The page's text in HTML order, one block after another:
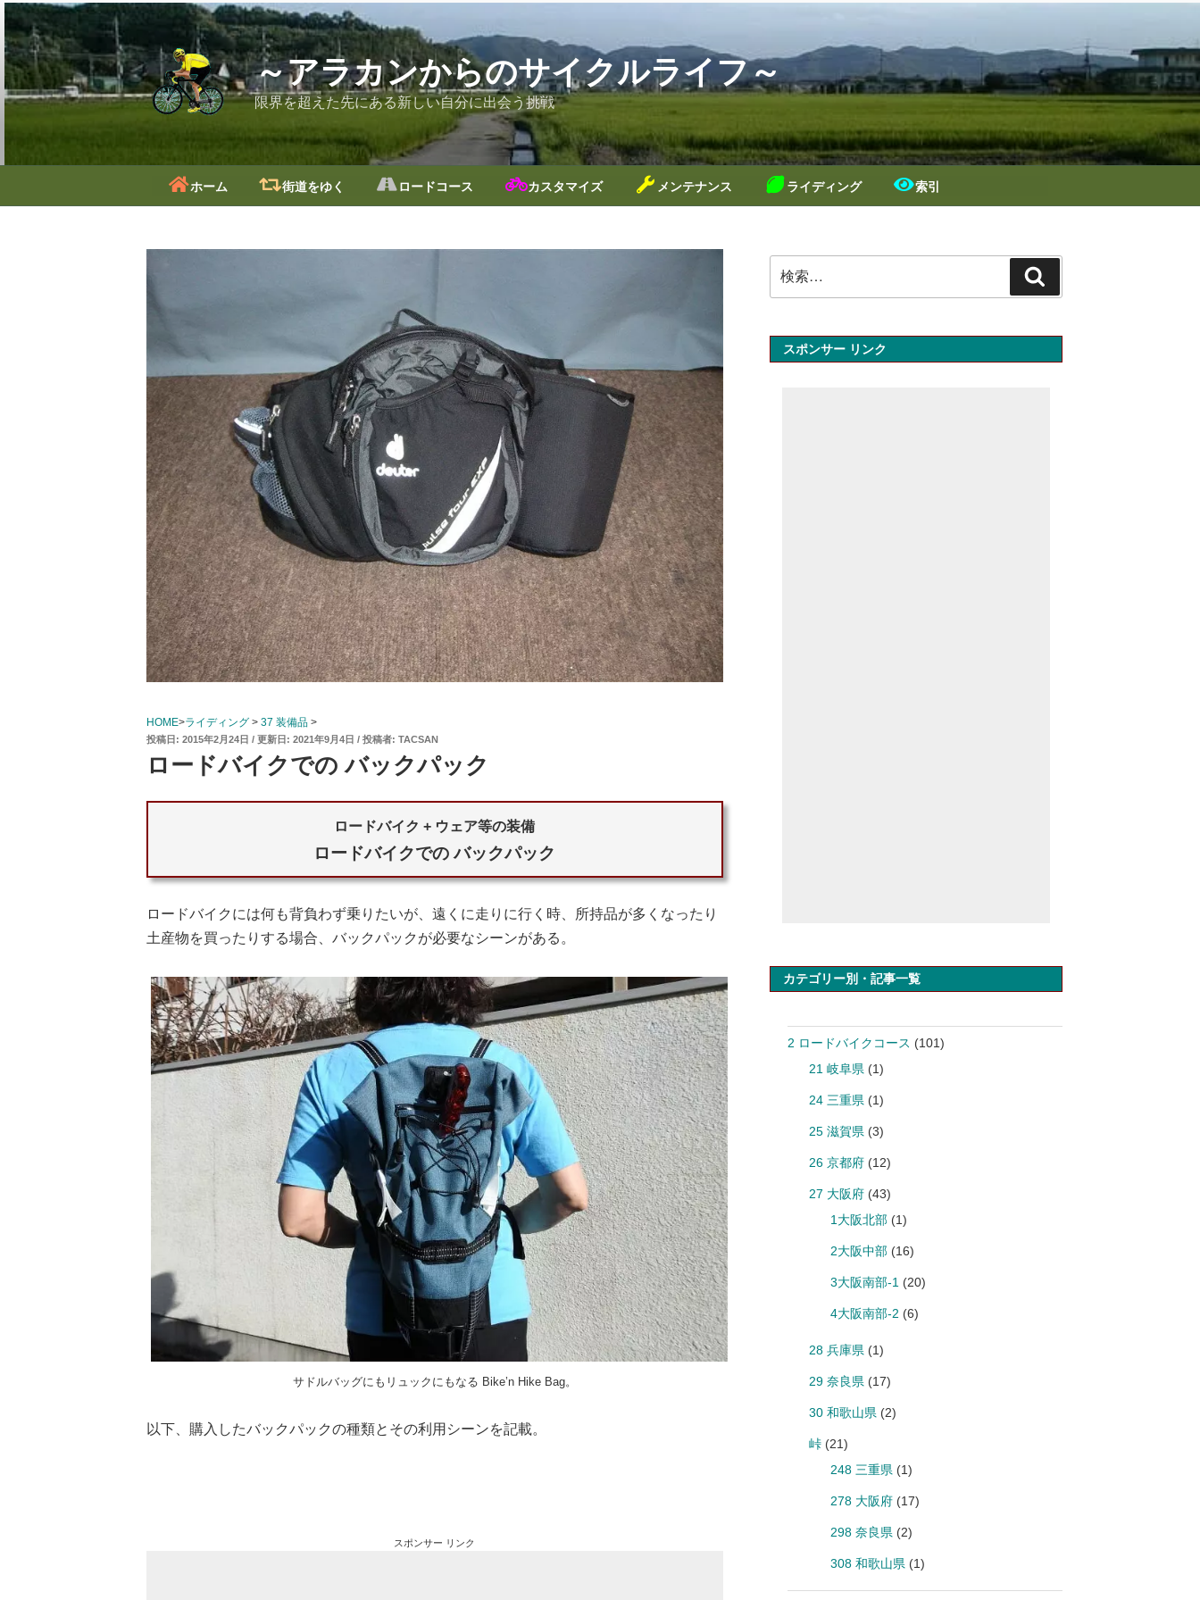
コ
ン
テ
ン
ツ
プ
～アラカンからのサイクルライフ～
限界を超えた先にある新しい自分に出会う挑戦
ホーム 街道をゆく ロードコース カスタマイズ メンテナンス ライディング 索引
HOME>ライディング> 37 装備品>
投
2015年2月24日 2021年9月4日 投稿者: TACSAN
ロードバイクでの バックパック
ロードバイク + ウェア等の装備
ロードバイクでの バックパック
ロードバイクには何も背負わず乗りたいが、遠くに走りに行く時、所持品が多くなったり
土産物を買ったりする場合、バックパックが必要なシーンがある。
サドルバッグにもリュックにもなる Bike’n Hike Bag。
以下、購入したバックパックの種類とその利用シーンを記載。
スポンサー リンク
索:
索
スポンサー リンク
カテゴリー別・記事一覧
2 ロードバイクコース (101)
21 岐阜県 (1)
24 三重県 (1)
25 滋賀県 (3)
26 京都府(12)
27 大阪府(43)
1大阪北部(1)
2大阪中部(16)
3大阪南部-1 (20)
4大阪南部-2 (6)
28 兵庫県 (1)
29 奈良県 (17)
30 和歌山県 (2)
峠(21)
248 三重県 (1)
278 大阪府(17)
298 奈良県 (2)
308 和歌山県 (1)